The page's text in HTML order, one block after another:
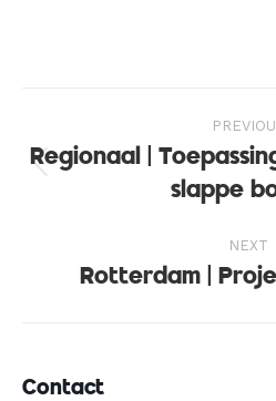
navigation
Regionaal |
slappe
NEXT
Rotterdam |
Contact